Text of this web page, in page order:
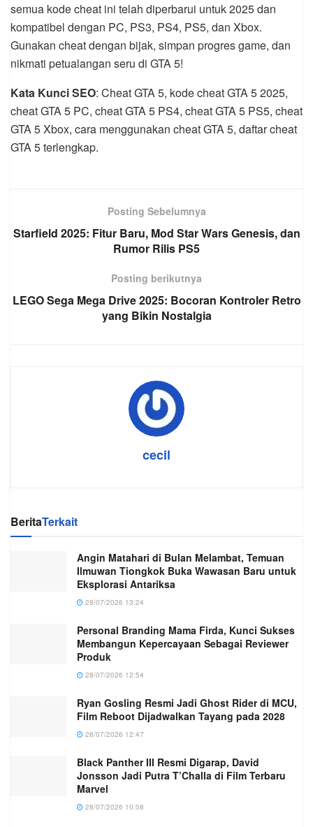
semua kode cheat ini telah diperbarui untuk 2025 dan
kompatibel dengan PC, PS3, PS4, PS5, dan Xbox.
Gunakan cheat dengan bijak, simpan progres game, dan
nikmati petualangan seru di GTA 5!
Kata Kunci SEO: Cheat GTA 5, kode cheat GTA 5 2025,
cheat GTA 5 PC, cheat GTA 5 PS4, cheat GTA 5 PS5, cheat
GTA 5 Xbox, cara menggunakan cheat GTA 5, daftar cheat
GTA 5 terlengkap.
Posting Sebelumnya
Starfield 2025: Fitur Baru, Mod Star Wars Genesis, dan
Rumor Rilis PS5
Posting berikutnya
LEGO Sega Mega Drive 2025: Bocoran Kontroler Retro
yang Bikin Nostalgia
cecil
BeritaTerkait
Angin Matahari di Bulan Melambat, Temuan
Ilmuwan Tiongkok Buka Wawasan Baru untuk
Eksplorasi Antariksa
28/07/2026 13:24
Personal Branding Mama Firda, Kunci Sukses
Membangun Kepercayaan Sebagai Reviewer
Produk
28/07/2026 12:54
Ryan Gosling Resmi Jadi Ghost Rider di MCU,
Film Reboot Dijadwalkan Tayang pada 2028
28/07/2026 12:47
Black Panther III Resmi Digarap, David
Jonsson Jadi Putra T’Challa di Film Terbaru
Marvel
28/07/2026 10:08